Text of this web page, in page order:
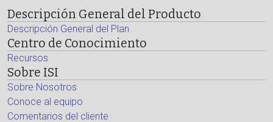
Descripción General del Producto
Descripción General del Plan
Centro de Conocimiento
Recursos
Sobre ISI
Sobre Nosotros
Conoce al equipo
Comentarios del cliente